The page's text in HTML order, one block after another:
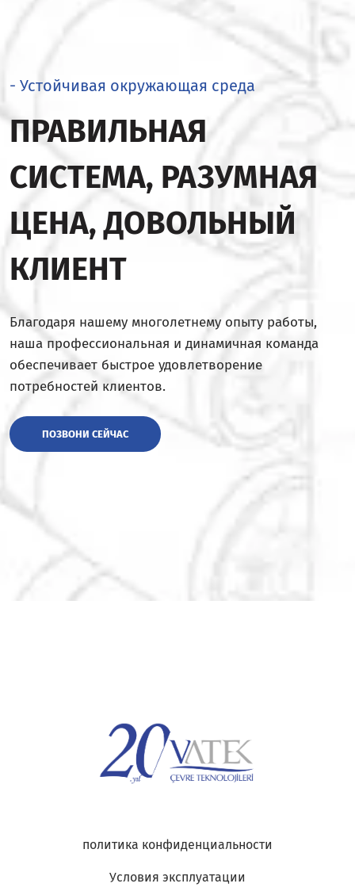
- Устойчивая окружающая среда
ПРАВИЛЬНАЯ
СИСТЕМА, РАЗУМНАЯ
ЦЕНА, ДОВОЛЬНЫЙ
КЛИЕНТ
Благодаря нашему многолетнему опыту работы,
наша профессиональная и динамичная команда
обеспечивает быстрое удовлетворение
потребностей клиентов.
ПОЗВОНИ СЕЙЧАС
политика конфиденциальности
Условия эксплуатации